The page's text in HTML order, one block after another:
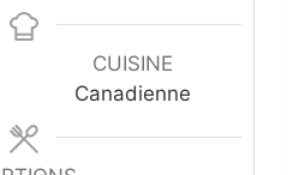
s
n
s
CUISINE
Canadienne